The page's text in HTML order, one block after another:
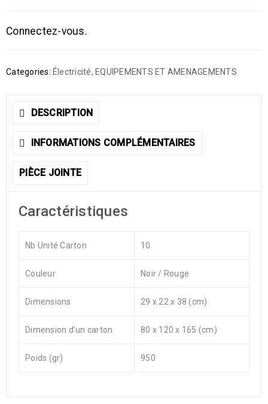
Connectez-vous.
Categories: Électricité, EQUIPEMENTS ET AMENAGEMENTS
DESCRIPTION
INFORMATIONS COMPLÉMENTAIRES
PIÈCE JOINTE
Caractéristiques
Nb Unité Carton 10
Couleur Noir / Rouge
Dimensions 29 x 22 x 38 (cm)
Dimension d’un carton 80 x 120 x 165 (cm)
Poids (gr) 950